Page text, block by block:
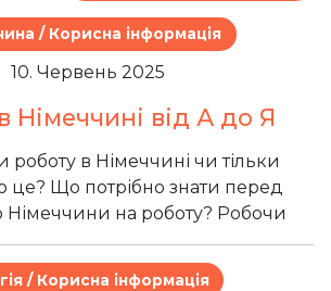
/ Корисна інформація
10. Червень 2025
Німеччині від А до Я
в Німеччині чи тільки
це? Що потрібно знати перед
Німеччини на роботу? Робочи
/ Корисна інформація